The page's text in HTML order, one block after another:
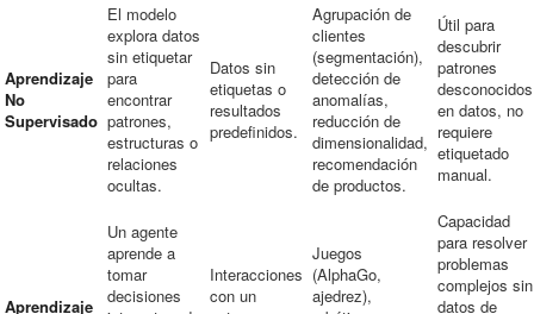
Aprendizaje
No
Supervisado
El modelo
explora datos
sin etiquetar
para
encontrar
patrones,
estructuras o
relaciones
ocultas.
Datos sin
etiquetas o
resultados
predefinidos.
Agrupación de
clientes
(segmentación),
detección de
anomalías,
reducción de
dimensionalidad,
recomendación
de productos.
Útil para
descubrir
patrones
desconocidos
en datos, no
requiere
etiquetado
manual.
Aprendizaje
Un agente
aprende a
tomar
decisiones
Interacciones
con un
Juegos
(AlphaGo,
ajedrez),
Capacidad
para resolver
problemas
complejos sin
datos de